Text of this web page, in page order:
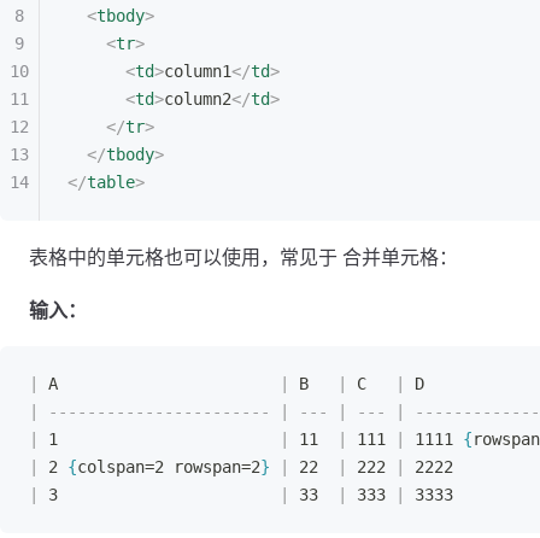
<tbody>
<tr>
<td>column1</td>
<td>column2</td>
</tr>
</tbody>
</table>
表格中的单元格也可以使用，常见于 合并单元格：
输入：
A B C
----------------------- --- ---
1 11 111 1111 {
2 {colspan=2 rowspan=2} 22 222
3 33 333